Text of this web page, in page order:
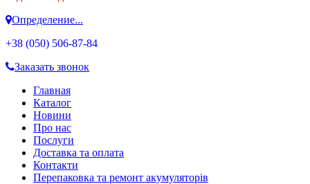
Определение...
+38 (050) 506-87-84
Заказать звонок
Главная
Каталог
Новини
Про нас
Послуги
Доставка та оплата
Контакти
Перепаковка та ремонт акумуляторів